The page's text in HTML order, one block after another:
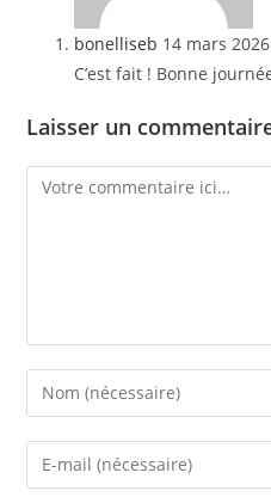
bonelliseb 14 mars 2026
C’est fait ! Bonne
Laisser un